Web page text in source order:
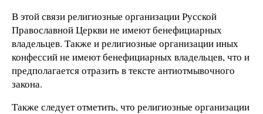
В этой связи религиозные организации Русской
Православной Церкви не имеют бенефициарных
владельцев. Также и религиозные организации иных
конфессий не имеют бенефициарных владельцев, что и
предполагается отразить в тексте антиотмывочного
закона.
Также следует отметить, что религиозные организации